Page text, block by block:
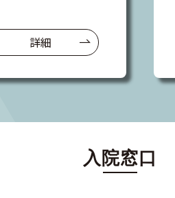
詳細
入院窓口